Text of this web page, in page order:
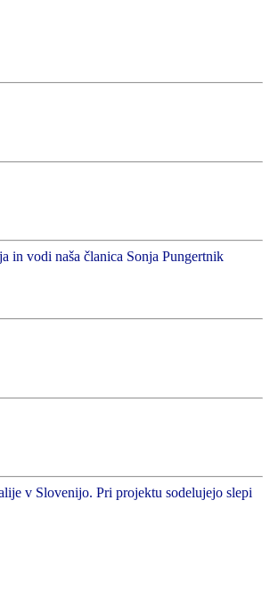
in vodi naša članica Sonja Pungertnik
v Slovenijo. Pri projektu sodelujejo slepi